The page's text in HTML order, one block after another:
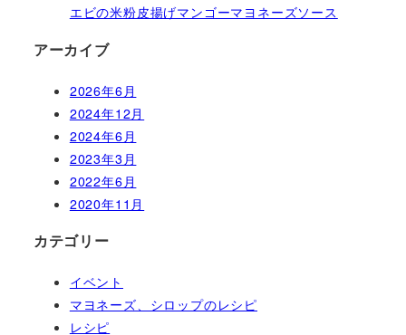
エビの米粉皮揚げマンゴーマヨネーズソース
アーカイブ
2026年6月
2024年12月
2024年6月
2023年3月
2022年6月
2020年11月
カテゴリー
イベント
マヨネーズ、シロップのレシピ
レシピ